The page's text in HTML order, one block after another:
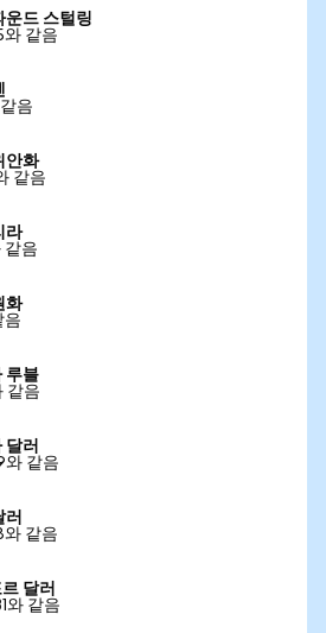
운드 스털링
와 같음
음
안화
같음
라
같음
화
음
루블
같음
달러
와 같음
러
와 같음
달러
와 같음